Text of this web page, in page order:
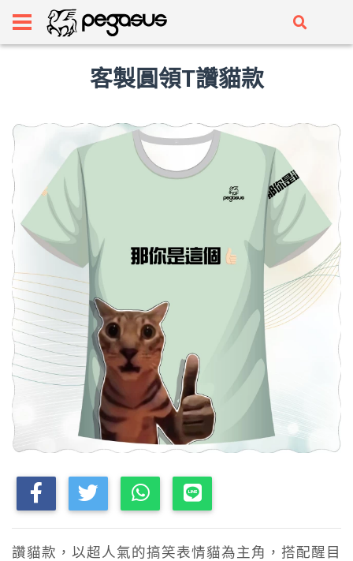
客製圓領T讚貓款
讚貓款，以超人氣的搞笑表情貓為主角，搭配醒目